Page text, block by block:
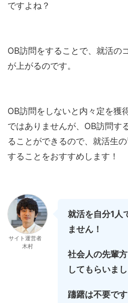
ですよね？
OB訪問をすることで、就活の
が上がるのです。
OB訪問をしないと内々定を獲
ではありませんが、OB訪問す
ることができるので、就活生
することをおすすめします！
サイト運営者
木村
就活を自分1人
ません！
社会人の先輩
してもらいまし
躊躇は不要です